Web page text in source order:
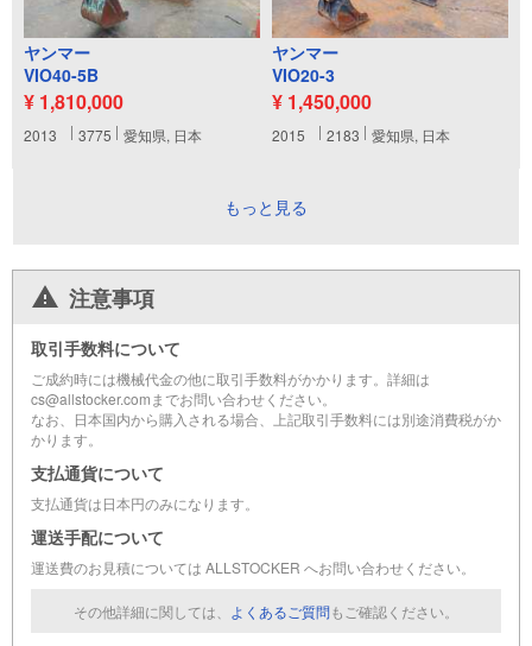
ヤンマー
VIO40-5B
¥ 1,810,000
2013 3775 愛知県, 日本
ヤンマー
VIO20-3
¥ 1,450,000
2015 2183 愛知県, 日本
もっと見る
注意事項
取引手数料について
ご成約時には機械代金の他に取引手数料がかかります。詳細は
cs@allstocker.comまでお問い合わせください。
なお、日本国内から購入される場合、上記取引手数料には別途消費税がか
かります。
支払通貨について
支払通貨は日本円のみになります。
運送手配について
運送費のお見積については ALLSTOCKER へお問い合わせください。
その他詳細に関しては、 よくあるご質問もご確認ください。